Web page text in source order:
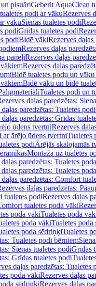
pisuāriGeberit AquaClean
podi ar vākuRezerves
vākuSienas tualetes podi
podiGrīdas tualetes podi
podiBidē vākiRezerves
Rezerves daļas
paneļiRezerves daļas
Rezerves daļas
Bidē tualetes podu un
Bidē vāku un bidē
Tualetes podi un
daļas paredzētas:
paredzētas: Tualetes podi
paredzētas: Grīdas
ūdens tvertniRezerves
ar ārējo ūdens tvertniTualetes
podiĀrējās skalojamās
Montāža uz tualetes
paredzētas: Tualetes
paredzētas: Tualetes
daļas paredzētas: Comfort
daļas paredzētas:
tualetes podiRezerves daļas
tualetes poda vāki
poda vākiTualetes poda
poda vākiTualetes poda
poda sēdriņķiTualetes
Tualetes podi bērniem
Sienas tualetes podiGrīdas
Grīdas tualetes podi
daļas paredzētas: Tualetes
poda vākiRezerves daļas
sēdriņķiRezerves daļas